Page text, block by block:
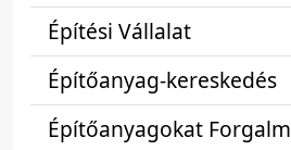
Építési Vállalat
Építőanyag-kereskedés
Építőanyagokat